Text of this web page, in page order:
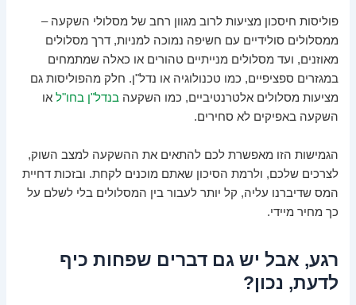
פוליסות חיסכון מציעות לרוב מגוון רחב של מסלולי השקעה –
ממסלולים סולידיים עם חשיפה נמוכה למניות, דרך מסלולים
מאוזנים, ועד מסלולים מנייתיים טהורים או כאלה שמתמחים
במגזרים ספציפיים, כמו טכנולוגיה או נדל"ן. חלק מהפוליסות גם
מציעות מסלולים אלטרנטיביים, כמו השקעהבנדל"ן בחו"ל או
השקעה באפיקים לא סחירים.
הגמישות הזו מאפשרת לכם להתאים את ההשקעה למצב השוק,
לצרכים שלכם, ולרמת הסיכון שאתם מוכנים לקחת. ובזכות דחיית
המס שדיברנו עליה, קל יותר לעבור בין המסלולים בלי לשלם על
כך מחיר מיידי.
רגע, אבל יש גם דברים שפחות כיף
לדעת, נכון?